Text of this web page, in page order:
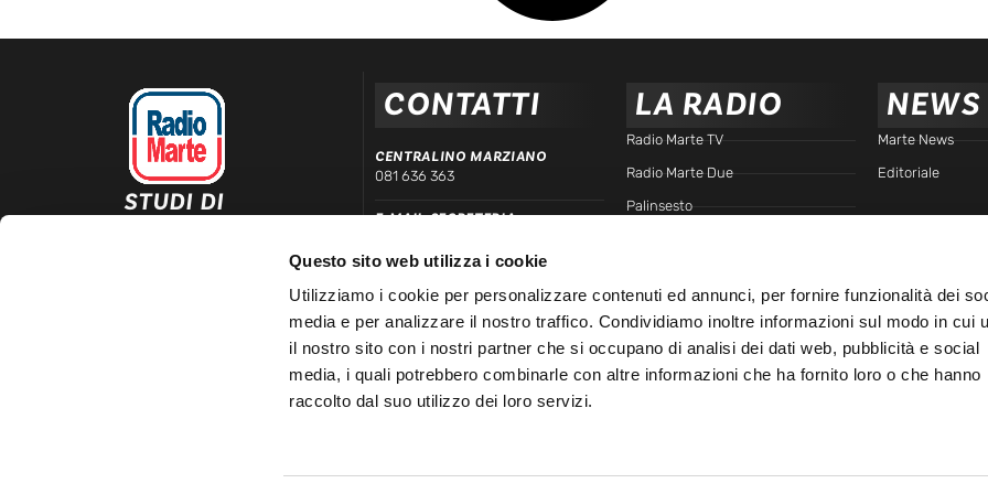
Questo sito web utilizza i cookie
Utilizziamo i cookie per personalizzare contenuti ed annunci, per fornire funzionalità dei
media e per analizzare il nostro traffico. Condividiamo inoltre informazioni sul modo in cui
il nostro sito con i nostri partner che si occupano di analisi dei dati web, pubblicità e social
media, i quali potrebbero combinarle con altre informazioni che ha fornito loro o che hanno
raccolto dal suo utilizzo dei loro servizi.
STUDI DI
Via Comunale Tavernola, 166/b
CONTATTI
CENTRALINO MARZIANO
081 636 363
E-MAIL SEGRETERIA
339 666 99 90
LINEA COMMERCIALE
LA RADIO
Radio Marte TV
Radio Marte Due
Palinsesto
Podcast - Brain Station
Podcast - Gente di Marte
Marte Replay
NEWS
Marte News
Editoriale